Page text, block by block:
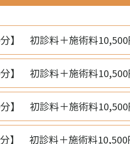
】 初診料＋施術料10,500
】 初診料＋施術料10,500
分】 初診料＋施術料10,500
】 初診料＋施術料10,500